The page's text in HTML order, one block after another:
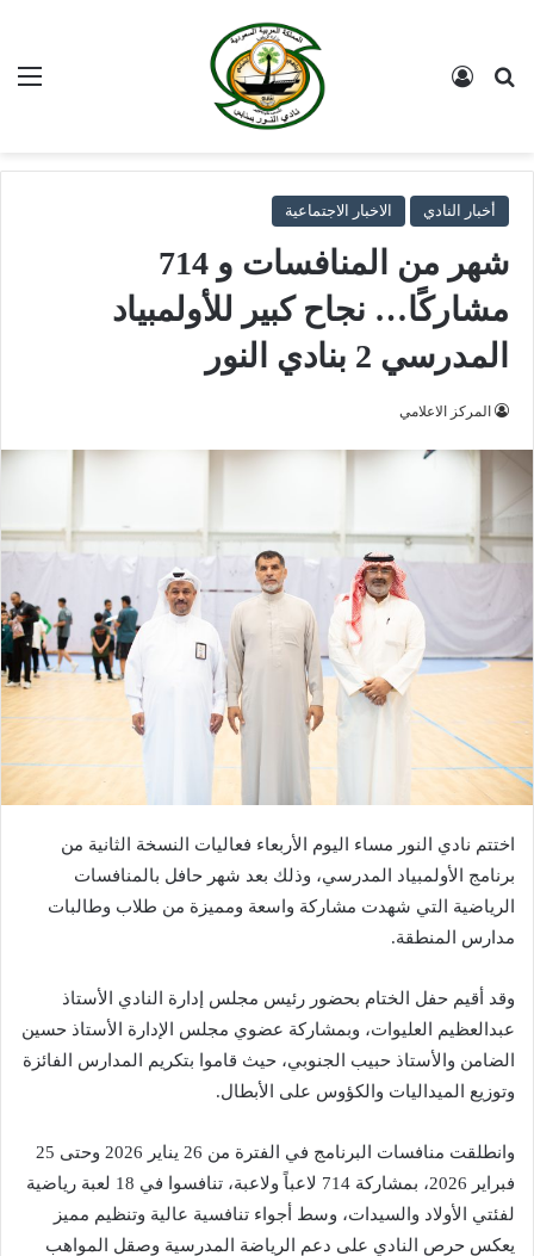
بحث عن
أخبار النادي الاخبار الاجتماعية
شهر من المنافسات و 714
مشاركًا… نجاح كبير للأولمبياد
المدرسي 2 بنادي النور
المركز الاعلامي
اختتم نادي النور مساء اليوم الأربعاء فعاليات النسخة الثانية من
برنامج الأولمبياد المدرسي، وذلك بعد شهر حافل بالمنافسات
الرياضية التي شهدت مشاركة واسعة ومميزة من طلاب وطالبات
مدارس المنطقة.
وقد أقيم حفل الختام بحضور رئيس مجلس إدارة النادي الأستاذ
عبدالعظيم العليوات، وبمشاركة عضوي مجلس الإدارة الأستاذ حسين
الضامن والأستاذ حبيب الجنوبي، حيث قاموا بتكريم المدارس الفائزة
وتوزيع الميداليات والكؤوس على الأبطال.
وانطلقت منافسات البرنامج في الفترة من 26 يناير 2026 وحتى 25
فبراير 2026، بمشاركة 714 لاعباً ولاعبة، تنافسوا في 18 لعبة رياضية
لفئتي الأولاد والسيدات، وسط أجواء تنافسية عالية وتنظيم مميز
يعكس حرص النادي على دعم الرياضة المدرسية وصقل المواهب